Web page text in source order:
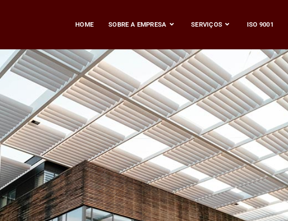
HOME SOBRE A EMPRESA SERVIÇOS ISO 9001